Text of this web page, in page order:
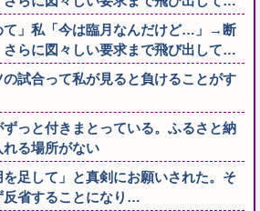
て」私「今は臨月なんだけど…」→断
さらに図々しい要求まで飛び出して…
試合って私が見ると負けることがす
っと付きまとっている。ふるさと納
る場所がない
足して」と真剣にお願いされた。そ
反省することになり…